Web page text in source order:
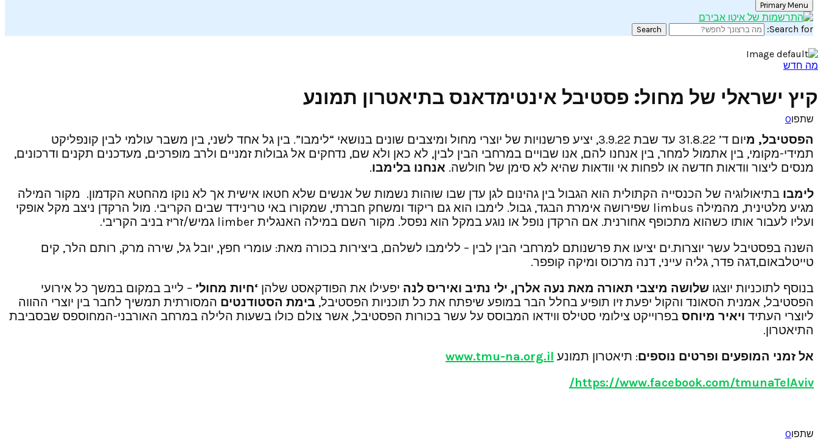
Primary Menu
Search for:
Search
מה חדש
קיץ ישראלי של מחול: פסטיבל אינטימדאנס בתיאטרון תמונע
שתפו0
הפסטיבל, מ
יום ד’ 31.8.22 עד שבת 3.9.22, יציע פרשנויות של יוצרי מחול ומיצבים שונים בנושאי “לימבו”. בין גל אחד לשני, בין משבר עולמי לבין קונפליקט
תמידי-מקומי, בין אתמול למחר, בין אנחנו להם, אנו שבויים במרחבי הבין לבין, לא כאן ולא שם, נדחקים אל גבולות זמניים ולרב מופרכים, מעדכנים תקנים ודרכונים,
מנסים ליצור וודאות חדשה או לפחות אי וודאות שהיא לא סימן של חולשה. אנחנו בלימבו.
לימבו בתיאולוגיה של הכנסייה הקתולית הוא הגבול בין גהינום לגן עדן שבו שוהות נשמות של אנשים שלא חטאו אישית אך לא נוקו מהחטא הקדמון. מקור המילה
מגיע מלטינית, מהמילה limbus שפירושה אימרת הבגד, גבול. לימבו הוא גם ריקוד ומשחק חברתי, שמקורו באי טרינידד שבים הקריבי. מול הרקדן ניצב מקל אופקי
ועליו לעבור אותו כשהוא מתכופף אחורנית. אם הרקדן נופל או נוגע במקל הוא נפסל. מקור השם במילה האנגלית limber גמיש/זריז בניב הקריבי.
השנה בפסטיבל עשר יוצרות.ים יציעו את פרשנותם למרחבי הבין לבין – ללימבו לשלהם, ביצירות בכורה מאת: עומרי חפץ, יובל גל, שירה מרק, רותם הלר, קים
טייטלבאום,דגה פדר, גליה עייני, דנה מרכוס ומיקה קופפר.
בנוסף לתוכניות יוצגו שלושה מיצבי תאורה מאת נעה אלרן, ילי נתיב ואיריס לנה יפעילו את הפודקאסט שלהן ‘חיות מחול’ – לייב במקום במשך כל אירועי
הפסטיבל, אמנית הסאונד והקול יפעת זיו תופיע בחלל הבר במופע שיפתח את כל תוכניות הפסטיבל, בימת הסטודנטים המסורתית תמשיך לחבר בין יוצרי ההווה
ליוצרי העתיד ויאיר מיוחס בפרוייקט צילומי סטילס ווידאו המבוסס על עשר בכורות הפסטיבל, אשר צולם כולו בשעות הלילה במרחב האורבני-המחוספס שבסביבת
התיאטרון.
אל זמני המופעים ופרטים נוספים: תיאטרון תמונע www.tmu-na.org.il
https://www.facebook.com/tmunaTelAviv/
שתפו0